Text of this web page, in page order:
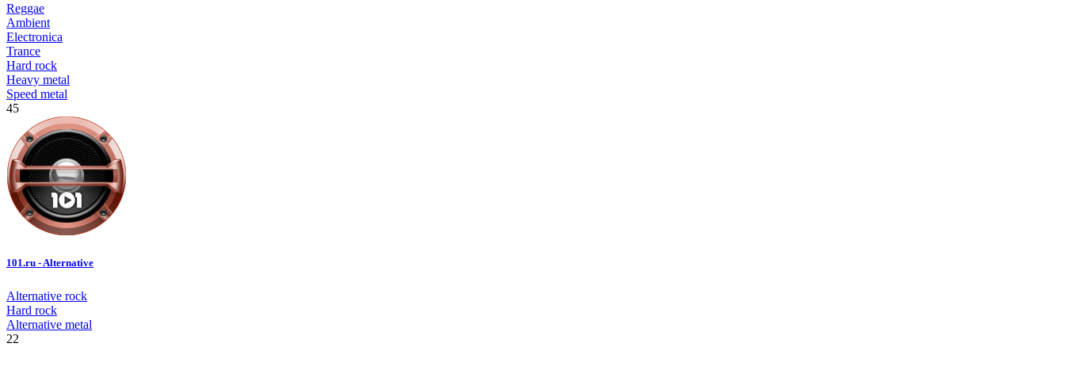
Reggae
Ambient
Electronica
Trance
Hard rock
Heavy metal
Speed metal
45
101.ru - Alternative
Alternative rock
Hard rock
Alternative metal
22